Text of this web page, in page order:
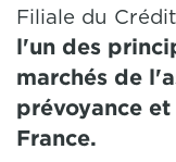
Filiale du
l'un des
marchés de
prévoyance
France.